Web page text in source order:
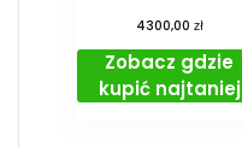
4300,00 zł
Zobacz gdzie
kupić najtaniej